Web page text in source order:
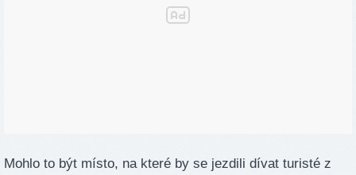
Mohlo to být místo, na které by se jezdili dívat turisté z